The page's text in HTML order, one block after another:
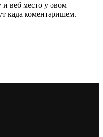
и веб место у овом
када коментаришем.